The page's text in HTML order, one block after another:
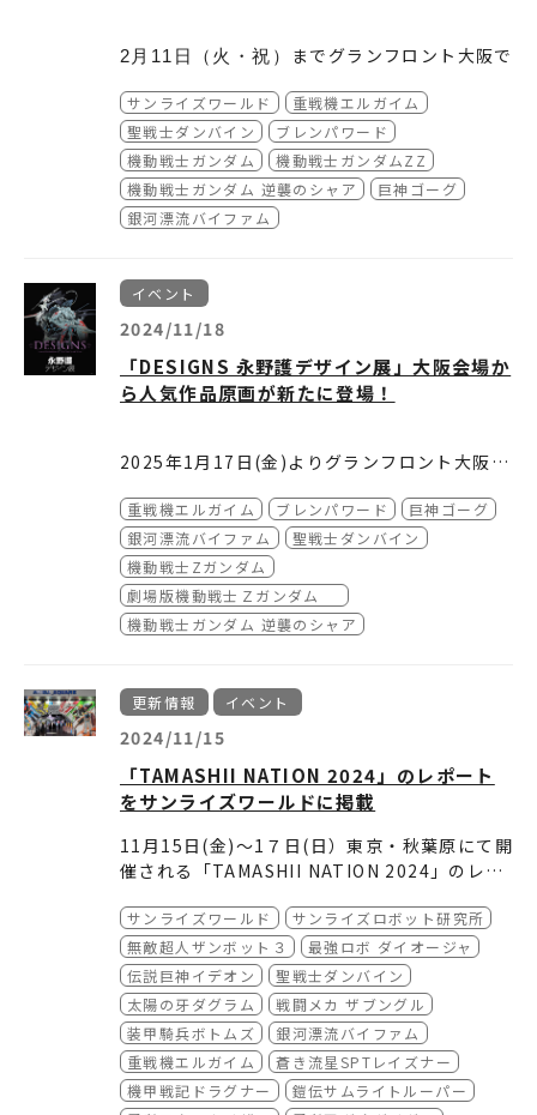
ての開催となります。
0時～午後5時）
代表）（午前10時〜午後6時）
■福岡福岡会場公式X：https://x.com/Naga
noExFukuoka
■福岡会場公式HP：https://www.iwataya-
mitsukoshi.mistore.jp/mitsukoshi/event
_calendar/naganomamorudesigns.html
■イベント公式HP：
akuratown.com/special/naganomamoru/
チケット
［前売券前売券］
販売場所 ：ローソンチケット（https://l-tik
販売
（LLコードコード8331483314）
（期間：20255年年2月15日（土）
午前9時時00分～4月4日（金）午後11時59分
まで）
後5時30分 ※最終日は午後4時時30分まで）
護者（18 歳以上）同伴でご入場ください。保
護者 1 名につき未就学児 2 名までご入場いた
だけます。）
いたします。
レーション：川村万梨阿
2月11日（火・祝）
までグランフロント大阪で
ポートをサンライズワールドに掲載しました。
どうぞご確認ください。
サンライズワールド
重戦機エルガイム
聖戦士ダンバイン
ブレンパワード
機動戦士ガンダム
機動戦士ガンダムZZ
機動戦士ガンダム 逆襲のシャア
巨神ゴーグ
銀河漂流バイファム
イベント
2024/11/18
「DESIGNS 永野護デザイン展」大阪会場か
ら人気作品原画が新たに登場！
2025年1月17日(金)よりグランフロント大阪で
て、1985年の「日本サンライズカレンダー」
に掲載されたテレビアニメ『重戦機エルガイ
ム』の貴重な原画を初めて一般公開します。
こちらの他にも未公開の原画を数点、新規で展
示予定となります。
本展では「ファイブスター物語」やテレビアニ
メのキャラクター、メカニックなど数々の作品
を生み出した永野護のデザインの軌跡を振り返
り、その創作の世界観に迫ります。
原画やイラスト、設定画、ラフスケッチ、セル
画などを多数展示し、デザイナーとして商業作
デビュー前から現在の最新デザインに至るまで
を振り返ることができます。
大阪会場で初公開となる新規展示物と併せ、ぜ
ひ会場にて永野護デザインの世界をご体感くだ
さい。
【大阪会場概要】
■会期：2025年1月17日(金)～2025年2月11
日(火) ※休館日無し
■開催時間 10:00～19:00 （※最終入場18:3
■会場 ：グランフロント大阪 北館B1F ナレッ
ジキャピタル イベントラボ
(〒530-0011大阪府大阪市北区大深町３−1)
■主催：「DESIGNS永野護デザイン展」大阪
実行委員会
■会場協力：一般社団法人ナレッジキャピタル
■イベント問合わせ先
・メールでのお問合せ (2024年11月8日
naganomamoru.osaka.info@gmail.com
・ハローダイヤル (2024年11月16日
（土）〜2025年2月12日（水））
050-5542-8600（全日9：00〜20：00）
■大阪会場公式X ： @nagano_ex_osaka
■大阪会場公式HP ：https://naganomam
oru-osaka-exhibition.com/
重戦機エルガイム ブレンパワード
巨神ゴーグ
銀河漂流バイファム
聖戦士ダンバイン
機動戦士Zガンダム
劇場版機動戦士Ｚガンダム
機動戦士ガンダム 逆襲のシャア
更新情報 イベント
2024/11/15
「TAMASHII NATION 2024」のレポート
をサンライズワールドに掲載
11月15日(金)～1７日(日）東京・秋葉原にて開
催される「TAMASHII NATION 2024」のレポ
た。
『AURA BATTLER DUNBINE SIDE R』の上
映やサンライズスピリッツコーナー、勇者シリ
ーズなどの展示を紹介しています。
ご来場の参考にぜひご確認ください。
サンライズワールド
サンライズロボット研究所
無敵超人ザンボット３
最強ロボ ダイオージャ
伝説巨神イデオン
聖戦士ダンバイン
太陽の牙ダグラム
戦闘メカ ザブングル
装甲騎兵ボトムズ
銀河漂流バイファム
重戦機エルガイム
蒼き流星SPTレイズナー
機甲戦記ドラグナー
鎧伝サムライトルーパー